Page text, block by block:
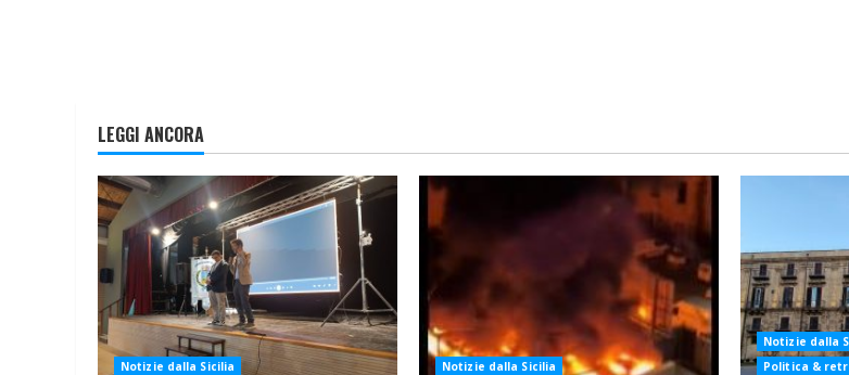
LEGGI ANCORA
Notizie dalla Sicilia Notizie dalla Sicilia
Notizie dalla
Politica &